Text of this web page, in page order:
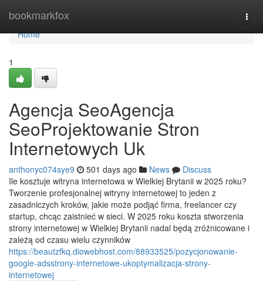
bookmarkfox
Home
Home
1
Agencja SeoAgencja
SeoProjektowanie Stron
Internetowych Uk
anthonyc074sye9 501 days ago News
Discuss
Ile kosztuje witryna internetowa w Wielkiej Brytanii w 2025 roku?
Tworzenie profesjonalnej witryny internetowej to jeden z
zasadniczych kroków, jakie może podjąć firma, freelancer czy
startup, chcąc zaistnieć w sieci. W 2025 roku koszta stworzenia
strony internetowej w Wielkiej Brytanii nadal będą zróżnicowane i
zależą od czasu wielu czynników
https://beautzfkq.diowebhost.com/88933525/pozycjonowanie-
google-adsstrony-internetowe-ukoptymalizacja-strony-
internetowej